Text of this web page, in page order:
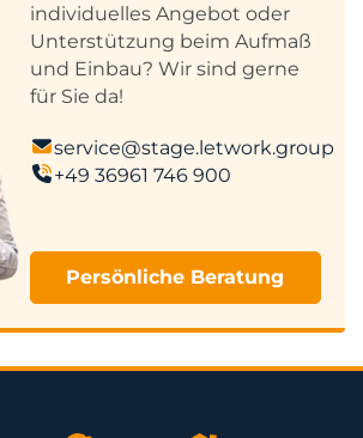
individuelles Angebot oder
Unterstützung beim Aufmaß
und Einbau? Wir sind gerne
für Sie da!
service@stage.letwork.group
+49 36961 746 900
Persönliche Beratung